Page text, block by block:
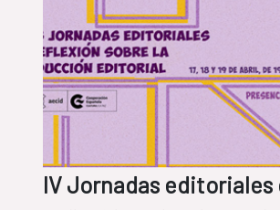
IV Jornadas editoriales